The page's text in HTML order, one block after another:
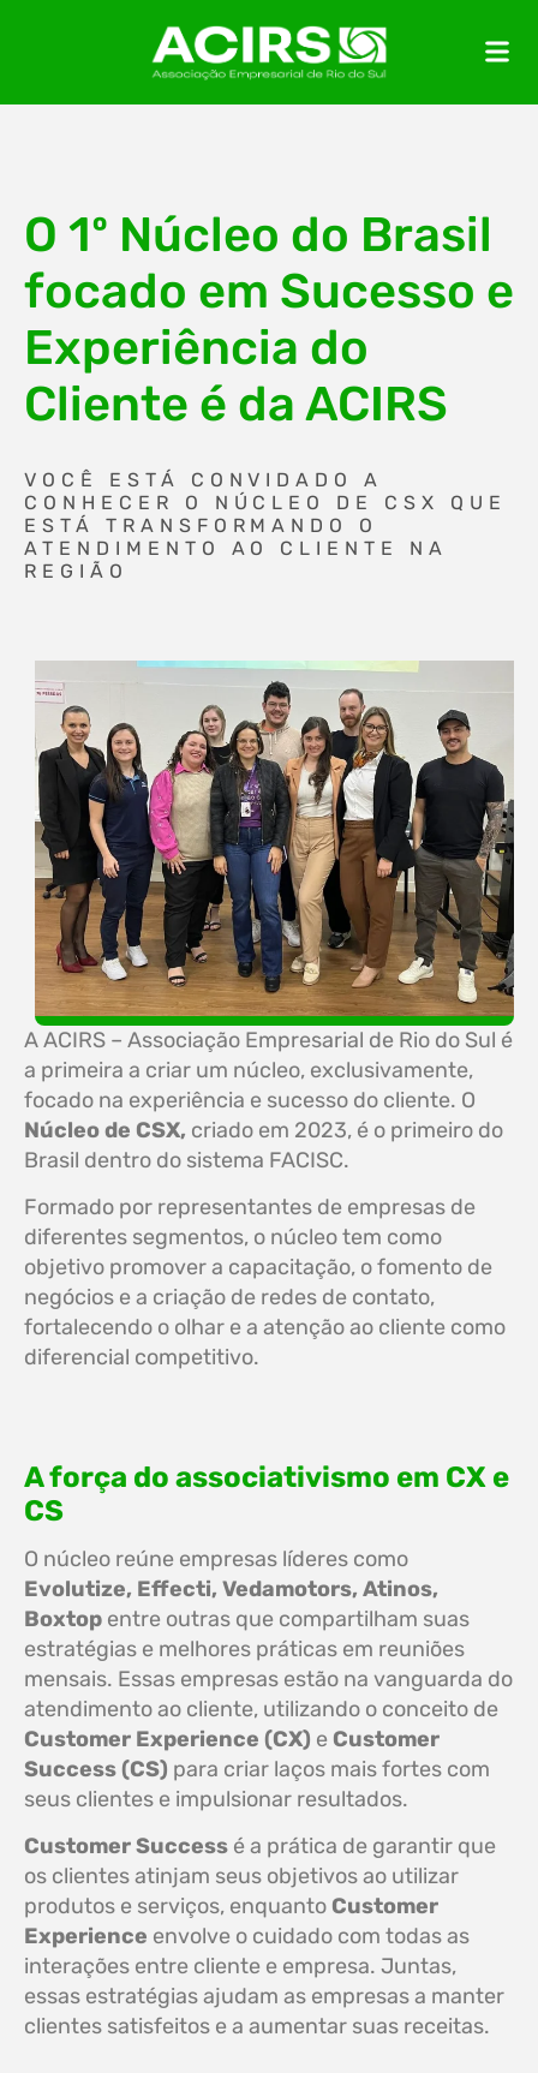
O 1º Núcleo do Brasil
focado em Sucesso e
Experiência do
Cliente é da ACIRS
VOCÊ ESTÁ CONVIDADO A
CONHECER O NÚCLEO DE CSX QUE
ESTÁ TRANSFORMANDO O
ATENDIMENTO AO CLIENTE NA
REGIÃO
A ACIRS – Associação Empresarial de Rio do Sul é
a primeira a criar um núcleo, exclusivamente,
focado na experiência e sucesso do cliente. O
Núcleo de CSX, criado em 2023, é o primeiro do
Brasil dentro do sistema FACISC.
Formado por representantes de empresas de
diferentes segmentos, o núcleo tem como
objetivo promover a capacitação, o fomento de
negócios e a criação de redes de contato,
fortalecendo o olhar e a atenção ao cliente como
diferencial competitivo.
A força do associativismo em CX e
CS
O núcleo reúne empresas líderes como
Evolutize, Effecti, Vedamotors, Atinos,
Boxtop entre outras que compartilham suas
estratégias e melhores práticas em reuniões
mensais. Essas empresas estão na vanguarda do
atendimento ao cliente, utilizando o conceito de
Customer Experience (CX) e Customer
Success (CS) para criar laços mais fortes com
seus clientes e impulsionar resultados.
Customer Success é a prática de garantir que
os clientes atinjam seus objetivos ao utilizar
produtos e serviços, enquanto Customer
Experience envolve o cuidado com todas as
interações entre cliente e empresa. Juntas,
essas estratégias ajudam as empresas a manter
clientes satisfeitos e a aumentar suas receitas.